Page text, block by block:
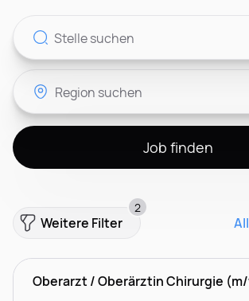
Job finden
Weitere Filter
2
Oberarzt / Oberärztin Chirurgie